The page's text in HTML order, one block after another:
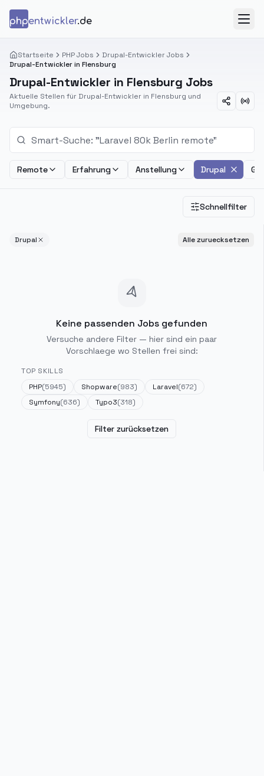
phpentwickler.de
Startseite PHP Jobs
Drupal-Entwickler Jobs
Drupal-Entwickler in Flensburg
Drupal-Entwickler in Flensburg Jobs
Aktuelle Stellen für Drupal-Entwickler in Flensburg und
Umgebung.
Remote Erfahrung Anstellung Drupal
Schnellfilter
Drupal Alle zuruecksetzen
Keine passenden Jobs gefunden
Versuche andere Filter — hier sind ein paar
Vorschlaege wo Stellen frei sind:
TOP SKILLS
PHP(5945) Shopware(983) Laravel(672)
Symfony(636) Typo3(318)
Filter zurücksetzen